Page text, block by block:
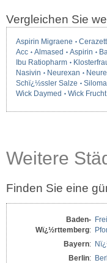
Vergleichen Sie
Aspirin Migraene
Acc
Almased Aspirin
Ibu Ratiopharm
Nasivin
Neurexan
Schï¿½ssler Salze
Wick Daymed
Wick Frucht
Weitere
Finden Sie eine
Baden-
Wï¿½rttemberg:
Bayern:
Berlin: